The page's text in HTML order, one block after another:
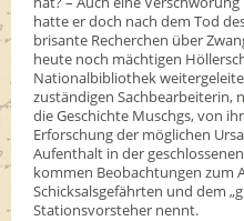
hatte er doch nach dem Tod
brisante Recherchen über
heute noch mächtigen
Nationalbibliothek
zuständigen Sachbearbeiterin,
die Geschichte Muschgs, von
Erforschung der möglichen
Aufenthalt in der
kommen Beobachtungen zum
Schicksalsgefährten und dem
Stationsvorsteher nennt.